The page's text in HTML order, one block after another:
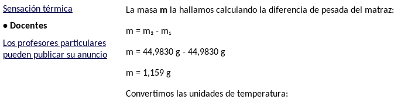
Sensación térmica
• Docentes
Los profesores particulares
pueden publicar su anuncio
La masa m la hallamos calculando la diferencia de pesada del matraz:
m = m₂ - m₁
m = 44,9830 g - 44,9830 g
m = 1,159 g
Convertimos las unidades de temperatura: